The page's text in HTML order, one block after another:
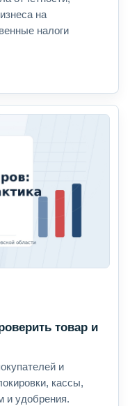
на
налоги
товар и
и
кассы,
и удобрения.